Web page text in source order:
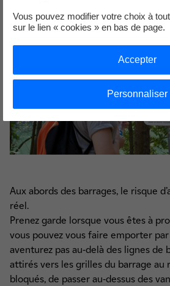
Aux abords des barrages, le risque
réel.
Prenez garde lorsque vous êtes à
vous pouvez vous faire emporter
aventurez pas au-delà des lignes de
attirés vers les grilles du barrage au
bloqués, de passer au-dessus des
Vous pouvez modifier votre choix à
sur le lien « cookies » en bas de page.
Personnaliser
Accepter